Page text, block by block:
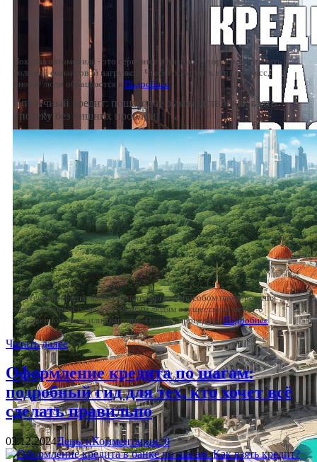
Покупка автомобиля - это серьезное решение, которое может стать
большой финансовой нагрузкой. Чтобы облегчить этот процесс,
многие люди обращаются к Подробнее
Ипотечный кредит: пошаговое руководство, как взять
ипотеку без лишних проблем
Ипотечный кредит является популярным способом приобретения
жилья, который позволяет многим людям осуществить мечту о
собственном доме или квартире. Однако, процедураПодробнее
Читать далее
Оформление кредита по шагам:
подробный гид для тех, кто хочет всё
сделать правильно
03.12.2024ДеньгиКомментарии: 0